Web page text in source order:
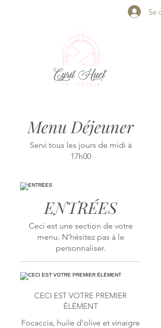
Se
Menu Déjeuner
Servi tous les jours de midi à
17h00
ENTRÉES
Ceci est une section de votre
menu. N'hésitez pas à le
personnaliser.
CECI EST VOTRE PREMIER
ÉLÉMENT
Focaccia, huile d'olive et vinaigre